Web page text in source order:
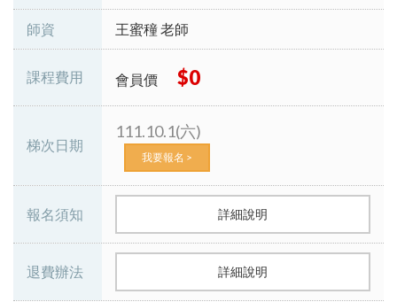
師資 王蜜穜 老師
課程費用 會員價 $0
梯次日期
111.10.1(六)
我要報名 >
報名須知 詳細說明
退費辦法 詳細說明